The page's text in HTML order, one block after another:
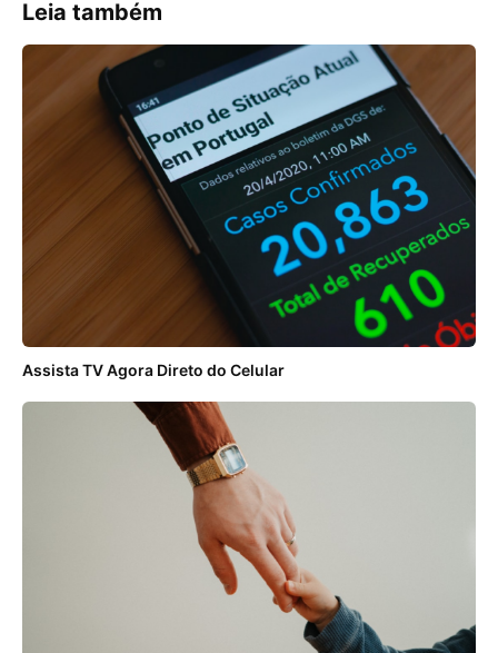
Leia também
Assista TV Agora Direto do Celular